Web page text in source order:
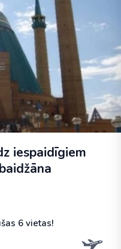
iespaidīgiem
6 vietas!